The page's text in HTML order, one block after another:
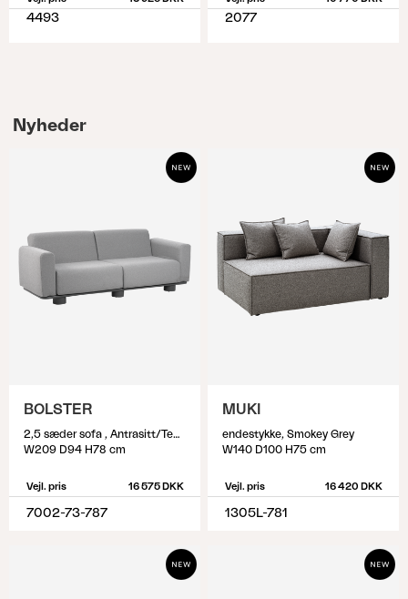
4493 2077
Nyheder
BOLSTER
2,5 sæder sofa , Antrasitt/Teddy Grey
W209 D94 H78 cm
Vejl. pris 16 575 DKK
7002-73-787
MUKI
endestykke, Smokey Grey
W140 D100 H75 cm
Vejl. pris 16 420 DKK
1305L-781